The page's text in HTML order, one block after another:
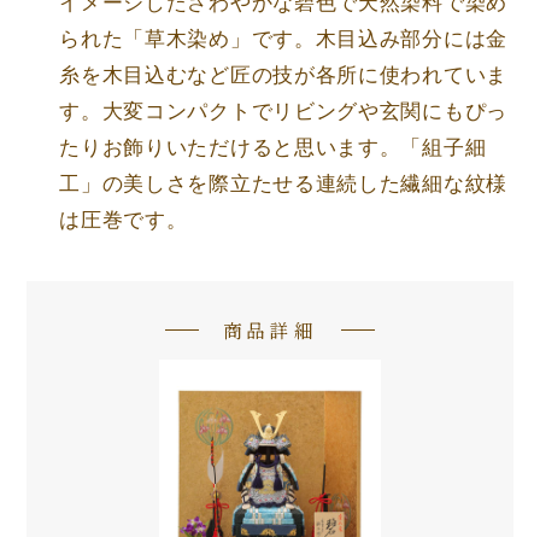
られた「草木染め」です。木目込み部分には金
糸を木目込むなど匠の技が各所に使われていま
す。大変コンパクトでリビングや玄関にもぴっ
たりお飾りいただけると思います。「組子細
工」の美しさを際立たせる連続した繊細な紋様
は圧巻です。
商品詳細